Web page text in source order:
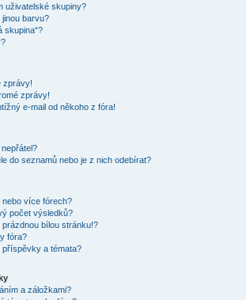
uživatelské skupiny?
barvu?
skupina“?
zprávy!
zprávy!
e-mail od někoho z fóra!
do seznamů nebo je z nich odebírat?
nebo více fórech?
počet výsledků?
bílou stránku!?
fóra?
a témata?
a záložkami?